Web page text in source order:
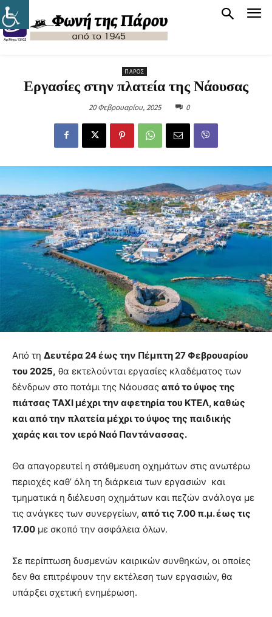
ΠΆΡΟΣ
Εργασίες στην πλατεία της Νάουσας
20 Φεβρουαρίου, 2025 0
Από τη Δευτέρα 24 έως την Πέμπτη 27 Φεβρουαρίου
του 2025, θα εκτελούνται εργασίες κλαδέματος των
δένδρων στο ποτάμι της Νάουσας από το ύψος της
πιάτσας ΤΑΧΙ μέχρι την αφετηρία του ΚΤΕΛ, καθώς
και από την πλατεία μέχρι το ύψος της παιδικής
χαράς και τον ιερό Ναό Παντάνασσας.
Θα απαγορευτεί η στάθμευση οχημάτων στις ανωτέρω
περιοχές καθ’ όλη τη διάρκεια των εργασιών και
τμηματικά η διέλευση οχημάτων και πεζών ανάλογα με
τις ανάγκες των συνεργείων, από τις 7.00 π.μ. έως τις
17.00 με σκοπό την ασφάλεια όλων.
Σε περίπτωση δυσμενών καιρικών συνθηκών, οι οποίες
δεν θα επιτρέψουν την εκτέλεση των εργασιών, θα
υπάρξει σχετική ενημέρωση.